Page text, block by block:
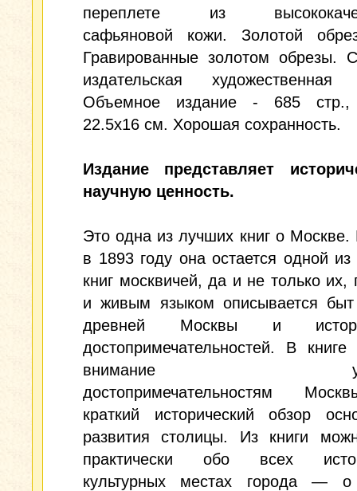
переплете из
сафьяновой кожи. Золотой
Гравированные золотом обрезы.
издательская художественная
Объемное издание - 685 стр.,
22.5x16 см. Хорошая сохранность.
Издание представляет
научную ценность.
Это одна из лучших книг о Москве.
в 1893 году она остается одной
книг москвичей, да и не только их,
и живым языком описывается
древней Москвы и
достопримечательностей. В книге
внимание
достопримечательностям
краткий исторический обзор
развития столицы. Из книги
практически обо всех
культурных местах города —